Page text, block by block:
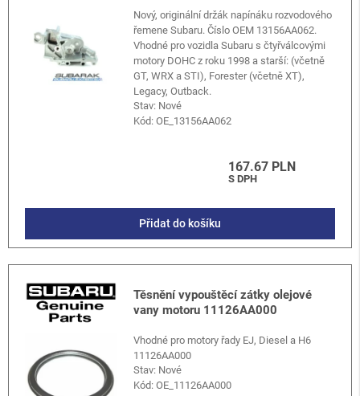
Nový, originální držák napínáku rozvodového
řemene Subaru. Číslo OEM 13156AA062.
Vhodné pro vozidla Subaru s čtyřválcovými
motory DOHC z roku 1998 a starší: (včetně
GT, WRX a STI), Forester (včetně XT),
Legacy, Outback.
Stav: Nové
Kód:OE_13156AA062
167.67 PLN
S DPH
Přidat do košíku
Těsnění vypouštěcí zátky olejové
vany motoru 11126AA000
Vhodné pro motory řady EJ, Diesel a H6
11126AA000
Stav: Nové
Kód:OE_11126AA000